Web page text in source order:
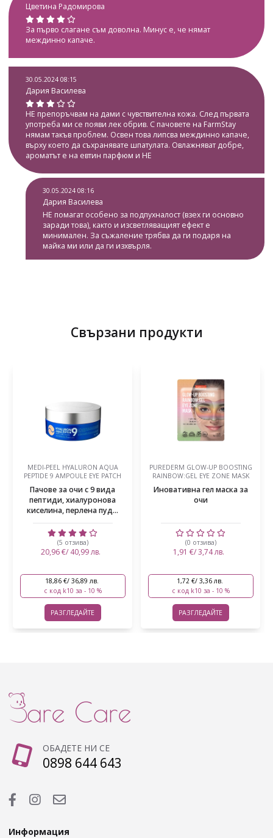
Цветина Радомирова
За първо слагане съм доволна. Минус е, че нямат
междинно капаче.
30.05.2024 08:15
Дария Василева
НЕ препоръчвам на дами с чувствителна кожа. След първата
употреба ми се появи лек обрив. С пачовете на FarmStay
нямам такъв проблем. Освен това липсва междинно капаче,
върху което да съхранявате шпатулата. Овлажняват добре,
ароматът е на евтин парфюм и НЕ
30.05.2024 08:16
Дария Василева
НЕ помагат особено за подпухналост (взех ги основно
заради това), както и изсветляващият ефект е
минимален. За съжаление трябва да ги подаря на
майка ми или да ги изхвърля.
Свързани продукти
PUREDERM GLOW-UP BOOSTING
RAINBOW:GEL EYE ZONE MASK
Иновативна гел маска за
очи
(0 отзива)
1,91 €/ 3,74 лв.
1,72 €/ 3,36 лв.
с код k10 за - 10 %
РАЗГЛЕДАЙТЕ
MIZON SNAIL REPAIR INTENSIVE
GOLD EYE GEL PATCH
Пачове за очи със злато и
охлюв
(2 отзива)
24,03 €/ 47,00 лв.
21,63 €/ 42,30 лв.
с код k10 за - 10 %
РАЗГЛЕДАЙТЕ
ОБАДЕТЕ НИ СЕ
0898 644 643
Информация